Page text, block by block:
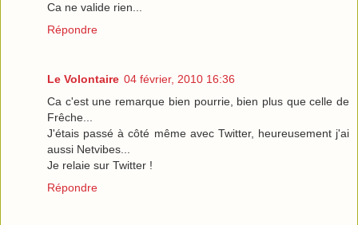
Ca ne valide rien...
Répondre
Le Volontaire 04 février, 2010 16:36
Ca c'est une remarque bien pourrie, bien plus que celle de
Frêche...
J'étais passé à côté même avec Twitter, heureusement j'ai
aussi Netvibes...
Je relaie sur Twitter !
Répondre